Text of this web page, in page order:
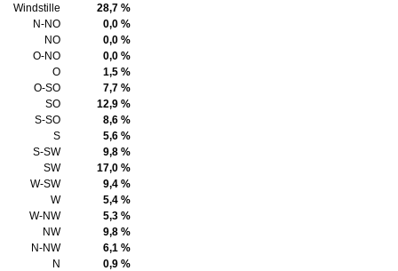
Windstille
28,7 %
N-NO
0,0 %
NO
0,0 %
O-NO
0,0 %
O
1,5 %
O-SO
7,7 %
SO
12,9 %
S-SO
8,6 %
S
5,6 %
S-SW
9,8 %
SW
17,0 %
W-SW
9,4 %
W
5,4 %
W-NW
5,3 %
NW
9,8 %
N-NW
6,1 %
N
0,9 %